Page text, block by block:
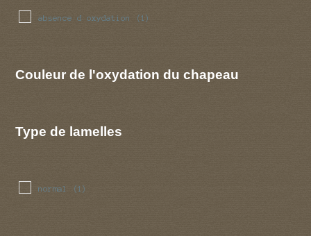
absence d oxydation (1)
Couleur de l'oxydation du chapeau
Type de lamelles
normal (1)